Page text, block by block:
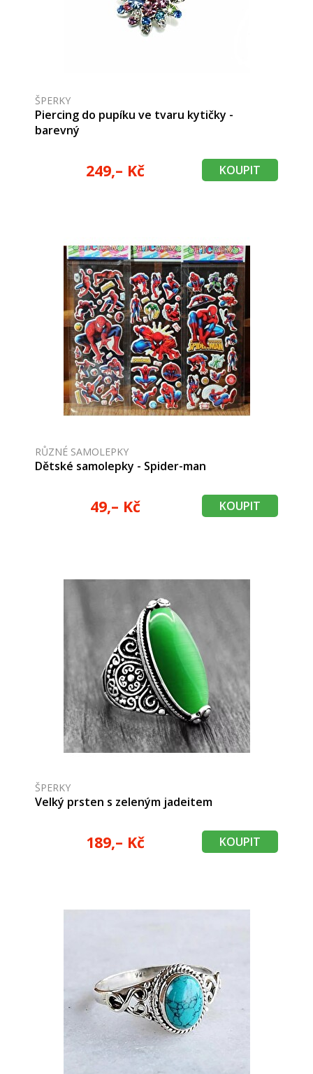
ŠPERKY
Piercing do pupíku ve tvaru kytičky -
barevný
249,– Kč KOUPIT
RŮZNÉ SAMOLEPKY
Dětské samolepky - Spider-man
49,– Kč KOUPIT
ŠPERKY
Velký prsten s zeleným jadeitem
189,– Kč KOUPIT